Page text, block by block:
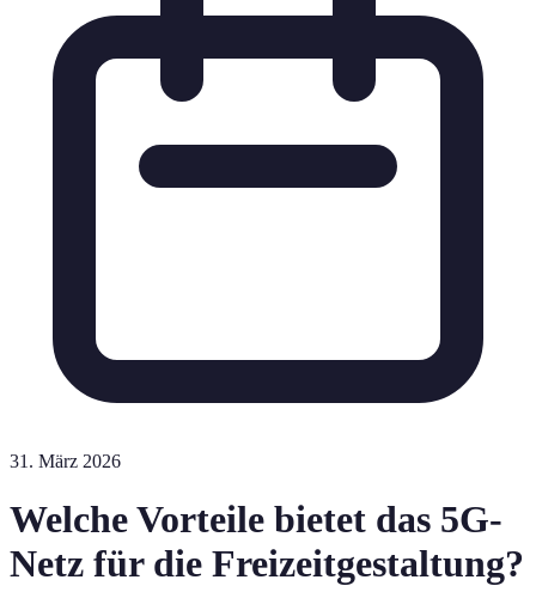
31. März 2026
Welche Vorteile bietet das 5G-
Netz für die Freizeitgestaltung?